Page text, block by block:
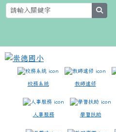
跳至主內容區
崇德國小
校務系統 教師進修
人事服務 學習扶助